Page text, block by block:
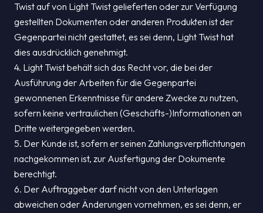
Twist auf von Light Twist gelieferten oder zur Verfügung
gestellten Dokumenten oder anderen Produkten ist der
Gegenpartei nicht gestattet, es sei denn, Light Twist hat
dies ausdrücklich genehmigt.
4. Light Twist behält sich das Recht vor, die bei der
Ausführung der Arbeiten für die Gegenpartei
gewonnenen Erkenntnisse für andere Zwecke zu nutzen,
sofern keine vertraulichen (Geschäfts-)Informationen an
Dritte weitergegeben werden.
5. Der Kunde ist, sofern er seinen Zahlungsverpflichtungen
nachgekommen ist, zur Ausfertigung der Dokumente
berechtigt.
6. Der Auftraggeber darf nicht von den Unterlagen
abweichen oder Änderungen vornehmen, es sei denn, er